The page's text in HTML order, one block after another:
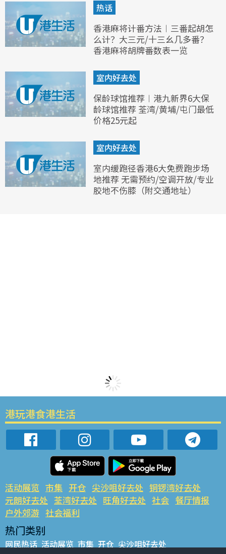
热话
香港麻将计番方法︱三番起胡怎
么计？大三元/十三幺几多番？
香港麻将胡牌番数表一览
室内好去处
保龄球馆推荐︱港九新界6大保
龄球馆推荐 荃湾/黄埔/屯门最低
价格25元起
室内好去处
室内缓跑径香港6大免费跑步场
地推荐 无需预约/空调开放/专业
胶地不伤膝（附交通地址）
港玩港食港生活
活动展览 市集 开仓 尖沙咀好去处 铜锣湾好去处
元朗好去处 荃湾好去处 旺角好去处 社会 餐厅情报
户外郊游 社会福利
热门类别
网民热话 活动展览 市集 开仓 尖沙咀好去处